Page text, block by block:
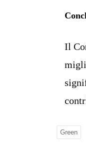
Il
Green